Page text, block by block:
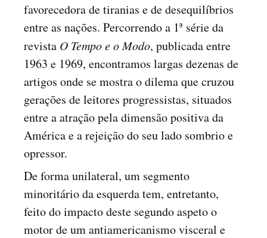
favorecedora de tiranias e de desequilíbrios
entre as nações. Percorrendo a 1ª série da
revista O Tempo e o Modo, publicada entre
1963 e 1969, encontramos largas dezenas de
artigos onde se mostra o dilema que cruzou
gerações de leitores progressistas, situados
entre a atração pela dimensão positiva da
América e a rejeição do seu lado sombrio e
opressor.
De forma unilateral, um segmento
minoritário da esquerda tem, entretanto,
feito do impacto deste segundo aspeto o
motor de um antiamericanismo visceral e